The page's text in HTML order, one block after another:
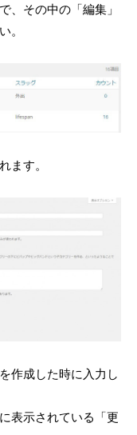
、その中の「編集」
。
ます。
作成した時に入力し
表示されている「更